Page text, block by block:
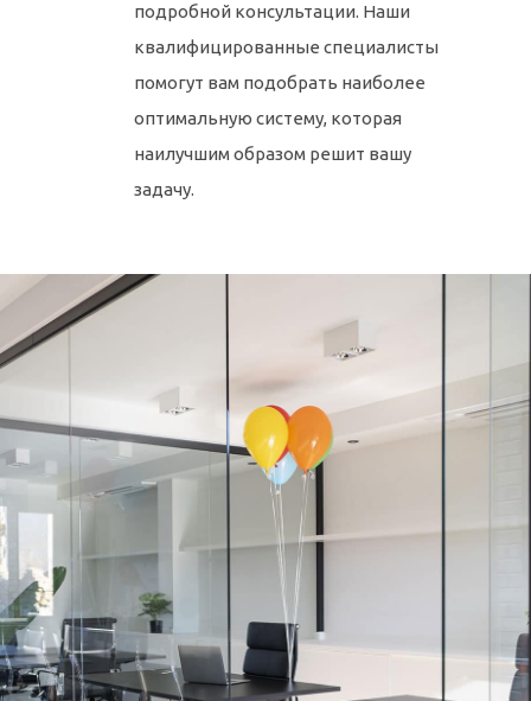
подробной консультации. Наши
квалифицированные специалисты
помогут вам подобрать наиболее
оптимальную систему, которая
наилучшим образом решит вашу
задачу.